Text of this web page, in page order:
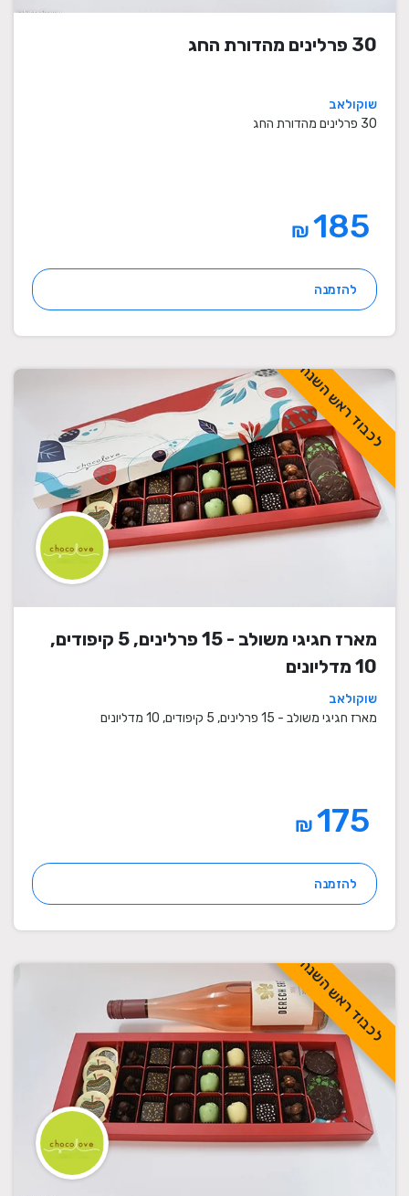
30 פרלינים מהדורת החג
שוקולאב
30 פרלינים מהדורת החג
₪
להזמנה
לכבוד ראש השנה
מארז חגיגי משולב - 15 פרלינים, 5 קיפודים,
10 מדליונים
שוקולאב
מארז חגיגי משולב - 15 פרלינים, 5 קיפודים, 10 מדליונים
₪
להזמנה
לכבוד ראש השנה